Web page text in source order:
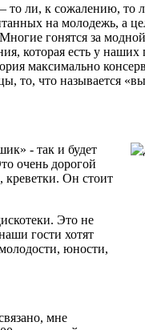
ли, к сожалению, то
на молодежь, а
гонятся за
которая есть у
максимально
то, что называется
- так и будет
очень дорогой
креветки. Он стоит
Это не
гости хотят
юности,
мне